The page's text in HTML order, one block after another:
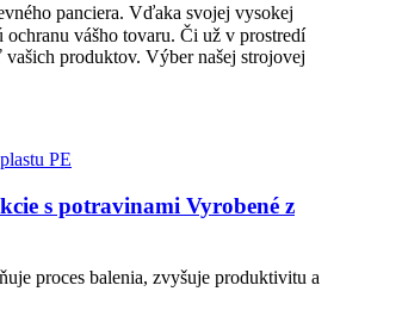
panciera. Vďaka svojej vysokej
ochranu vášho tovaru. Či už v prostredí
produktov. Výber našej strojovej
s potravinami Vyrobené z
proces balenia, zvyšuje produktivitu a